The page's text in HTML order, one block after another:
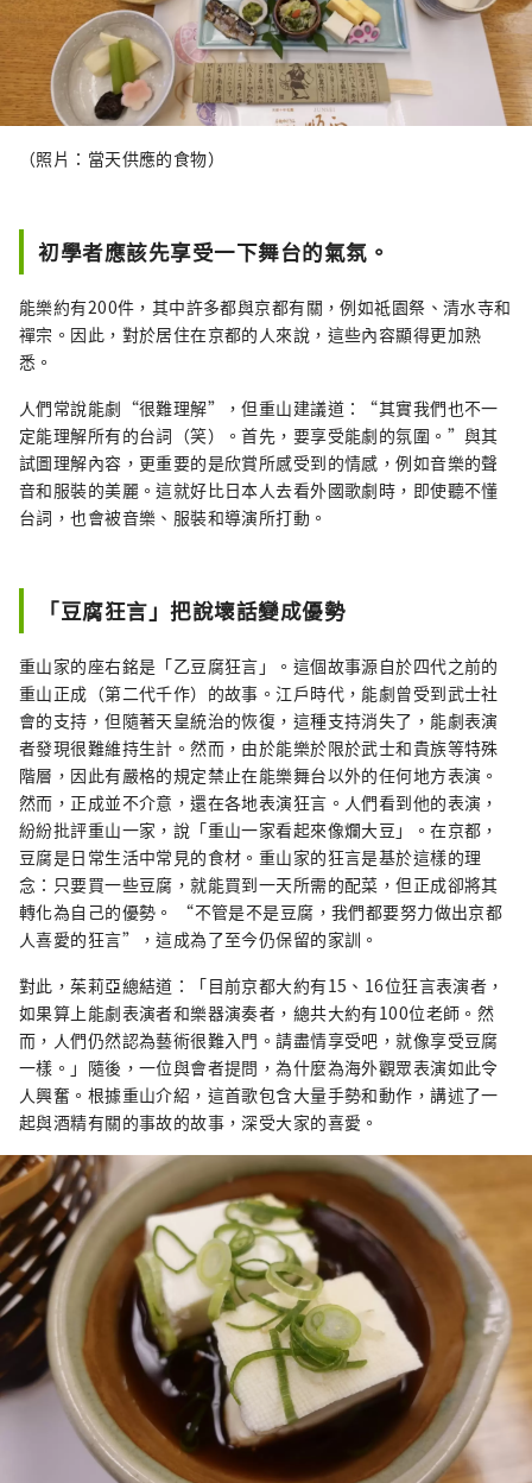
（照片：當天供應的食物）
初學者應該先享受一下舞台的氣氛。
能樂約有200件，其中許多都與京都有關，例如祗園祭、清水寺和
禪宗。因此，對於居住在京都的人來說，這些內容顯得更加熟
悉。
人們常說能劇“很難理解”，但重山建議道：“其實我們也不一
定能理解所有的台詞（笑）。首先，要享受能劇的氛圍。”與其
試圖理解內容，更重要的是欣賞所感受到的情感，例如音樂的聲
音和服裝的美麗。這就好比日本人去看外國歌劇時，即使聽不懂
台詞，也會被音樂、服裝和導演所打動。
「豆腐狂言」把說壞話變成優勢
重山家的座右銘是「乙豆腐狂言」。這個故事源自於四代之前的
重山正成（第二代千作）的故事。江戶時代，能劇曾受到武士社
會的支持，但隨著天皇統治的恢復，這種支持消失了，能劇表演
者發現很難維持生計。然而，由於能樂於限於武士和貴族等特殊
階層，因此有嚴格的規定禁止在能樂舞台以外的任何地方表演。
然而，正成並不介意，還在各地表演狂言。人們看到他的表演，
紛紛批評重山一家，說「重山一家看起來像爛大豆」。在京都，
豆腐是日常生活中常見的食材。重山家的狂言是基於這樣的理
念：只要買一些豆腐，就能買到一天所需的配菜，但正成卻將其
轉化為自己的優勢。 “不管是不是豆腐，我們都要努力做出京都
人喜愛的狂言”，這成為了至今仍保留的家訓。
對此，茱莉亞總結道：「目前京都大約有15、16位狂言表演者，
如果算上能劇表演者和樂器演奏者，總共大約有100位老師。然
而，人們仍然認為藝術很難入門。請盡情享受吧，就像享受豆腐
一樣。」隨後，一位與會者提問，為什麼為海外觀眾表演如此令
人興奮。根據重山介紹，這首歌包含大量手勢和動作，講述了一
起與酒精有關的事故的故事，深受大家的喜愛。